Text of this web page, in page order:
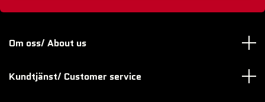
Om oss/ About us
Kundtjänst/ Customer service